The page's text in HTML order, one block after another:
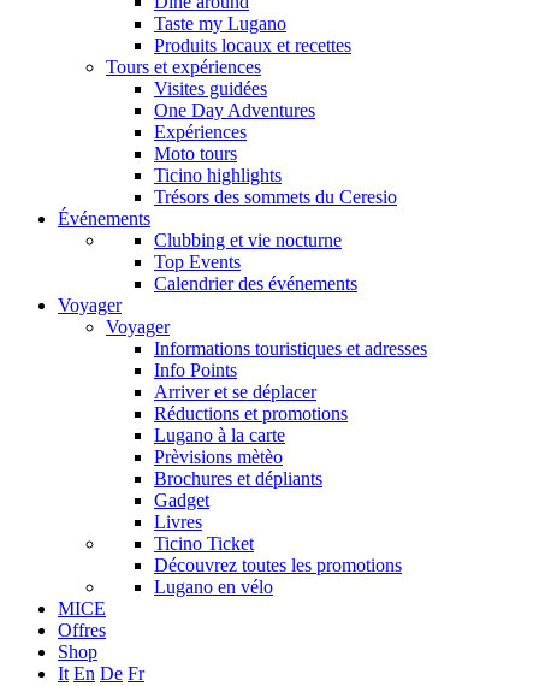
Taste my Lugano
Produits locaux et recettes
Tours et expériences
Visites guidées
One Day Adventures
Expériences
Moto tours
Ticino highlights
Trésors des sommets du Ceresio
Événements
Clubbing et vie nocturne
Top Events
Calendrier des événements
Voyager
Voyager
Informations touristiques et adresses
Info Points
Arriver et se déplacer
Réductions et promotions
Lugano à la carte
Prèvisions mètèo
Brochures et dépliants
Gadget
Livres
Ticino Ticket
Découvrez toutes les promotions
Lugano en vélo
MICE
Offres
Shop
It En De Fr